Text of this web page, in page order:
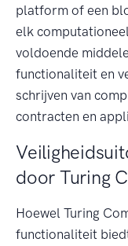
platform of een
elk
voldoende
functionaliteit en
schrijven van
contracten en
door Turing
Hoewel Turing
functionaliteit